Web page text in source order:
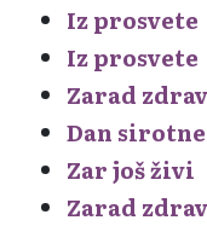
Iz prosvete
Iz prosvete
Zarad
Dan
Zar još živi
Zarad